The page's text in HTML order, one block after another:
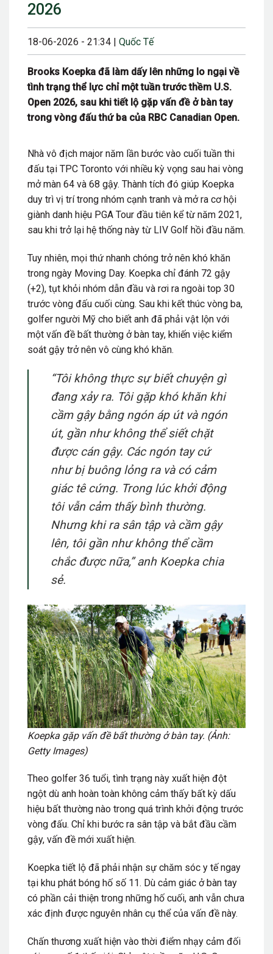
2026
18-06-2026 - 21:34 | Quốc Tế
Brooks Koepka đã làm dấy lên những lo ngại về
tình trạng thể lực chỉ một tuần trước thềm U.S.
Open 2026, sau khi tiết lộ gặp vấn đề ở bàn tay
trong vòng đấu thứ ba của RBC Canadian Open.
Nhà vô địch major năm lần bước vào cuối tuần thi
đấu tại TPC Toronto với nhiều kỳ vọng sau hai vòng
mở màn 64 và 68 gậy. Thành tích đó giúp Koepka
duy trì vị trí trong nhóm cạnh tranh và mở ra cơ hội
giành danh hiệu PGA Tour đầu tiên kể từ năm 2021,
sau khi trở lại hệ thống này từ LIV Golf hồi đầu năm.
Tuy nhiên, mọi thứ nhanh chóng trở nên khó khăn
trong ngày Moving Day. Koepka chỉ đánh 72 gậy
(+2), tụt khỏi nhóm dẫn đầu và rơi ra ngoài top 30
trước vòng đấu cuối cùng. Sau khi kết thúc vòng ba,
golfer người Mỹ cho biết anh đã phải vật lộn với
một vấn đề bất thường ở bàn tay, khiến việc kiểm
soát gậy trở nên vô cùng khó khăn.
“Tôi không thực sự biết chuyện gì
đang xảy ra. Tôi gặp khó khăn khi
cầm gậy bằng ngón áp út và ngón
út, gần như không thể siết chặt
được cán gậy. Các ngón tay cứ
như bị buông lỏng ra và có cảm
giác tê cứng. Trong lúc khởi động
tôi vẫn cảm thấy bình thường.
Nhưng khi ra sân tập và cầm gậy
lên, tôi gần như không thể cầm
chắc được nữa,” anhKoepka chia
sẻ.
Koepka gặp vấn đề bất thường ở bàn tay. (Ảnh:
Getty Images)
Theo golfer 36 tuổi, tình trạng này xuất hiện đột
ngột dù anh hoàn toàn không cảm thấy bất kỳ dấu
hiệu bất thường nào trong quá trình khởi động trước
vòng đấu. Chỉ khi bước ra sân tập và bắt đầu cầm
gậy, vấn đề mới xuất hiện.
Koepka tiết lộ đã phải nhận sự chăm sóc y tế ngay
tại khu phát bóng hố số 11. Dù cảm giác ở bàn tay
có phần cải thiện trong những hố cuối, anh vẫn chưa
xác định được nguyên nhân cụ thể của vấn đề này.
Chấn thương xuất hiện vào thời điểm nhạy cảm đối